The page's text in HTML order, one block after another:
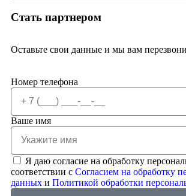
Стать партнером
Оставьте свои данные и мы вам
Номер телефона
Ваше имя
Я даю согласие на обработку
соответствии с Согласием на обработку
данных и Политикой обработки